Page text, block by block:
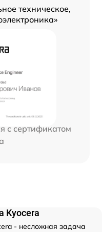
техническое,
с сертификатом
Kyocera
- несложная задача